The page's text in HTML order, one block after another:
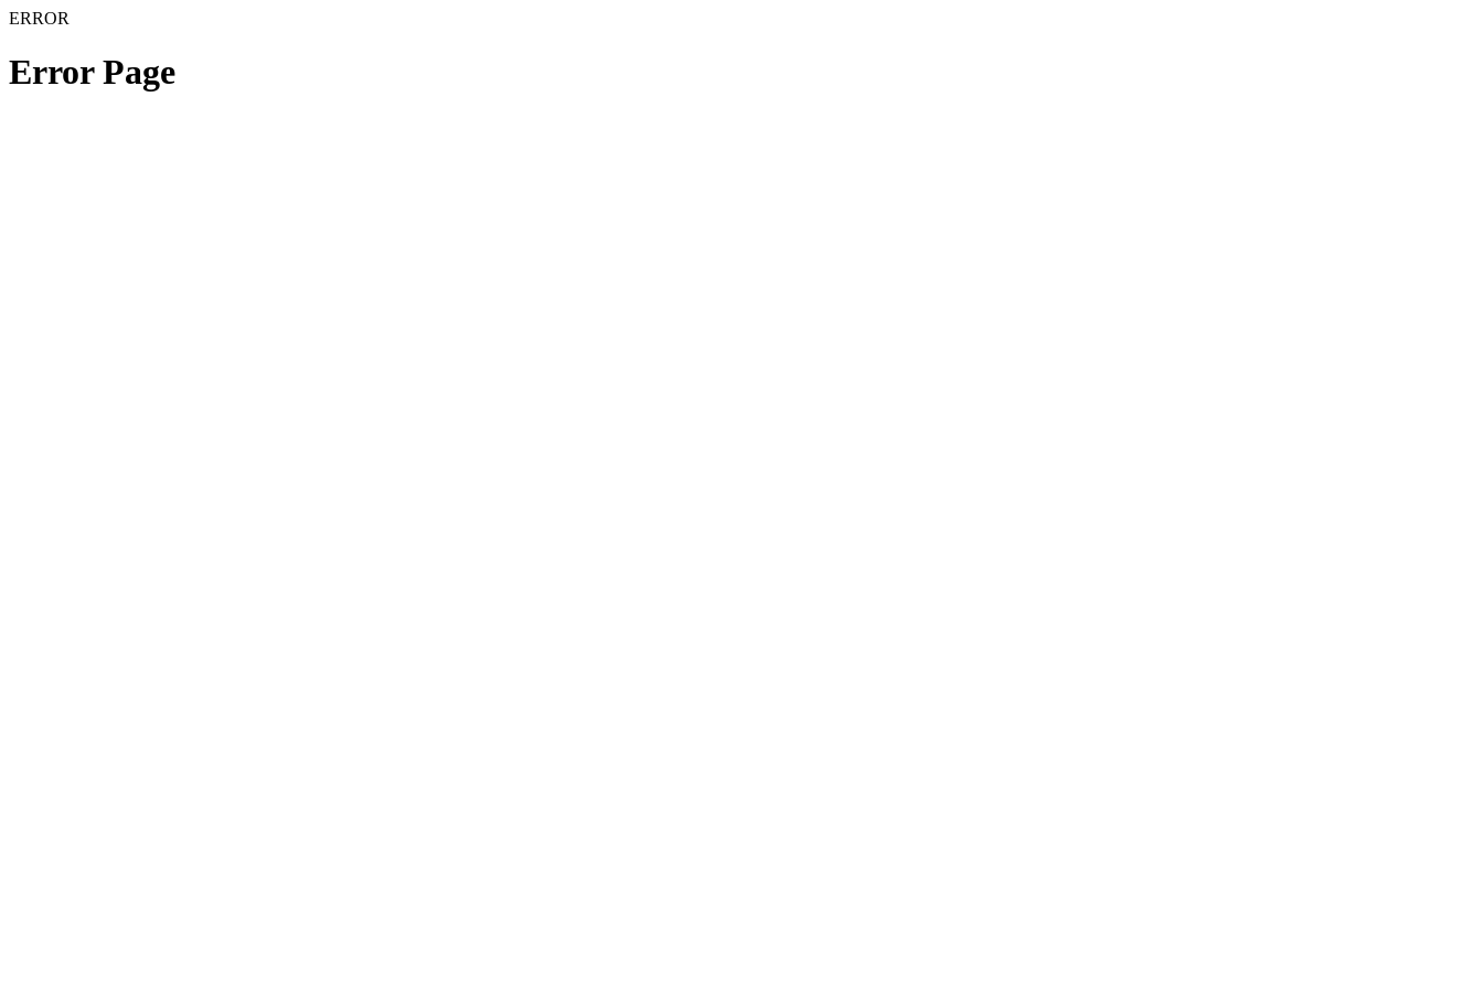
ERROR
Error Page